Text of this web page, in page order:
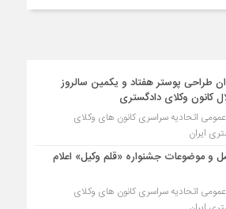
طراحی پوستر هفتاد و یکمین سالروز
کانون وکلای دادگستری
اتحادیه سراسری کانون های وکلای
ایران
و موضوعات جشنواره «قلم وکیل» اعلام
اتحادیه سراسری کانون های وکلای